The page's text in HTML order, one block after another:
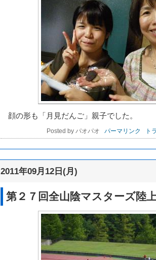
顔の形も「月見だんご」親子でした。
Posted by パオパオ パーマリンク ト
2011年09月12日(月)
第２７回全山陰マスターズ陸